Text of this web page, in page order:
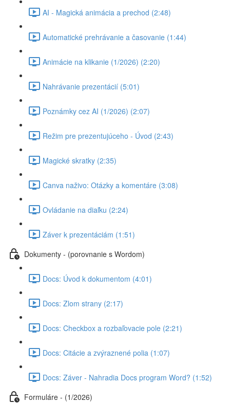
AI - Magická animácia a prechod (2:48)
Automatické prehrávanie a časovanie (1:44)
Animácie na klikanie (1/2026) (2:20)
Nahrávanie prezentácií (5:01)
Poznámky cez AI (1/2026) (2:07)
Režim pre prezentujúceho - Úvod (2:43)
Magické skratky (2:35)
Canva naživo: Otázky a komentáre (3:08)
Ovládanie na diaľku (2:24)
Záver k prezentáciám (1:51)
Dokumenty - (porovnanie s Wordom)
Docs: Úvod k dokumentom (4:01)
Docs: Zlom strany (2:17)
Docs: Checkbox a rozbaľovacie pole (2:21)
Docs: Citácie a zvýraznené polia (1:07)
Docs: Záver - Nahradia Docs program Word? (1:52)
Formuláre - (1/2026)